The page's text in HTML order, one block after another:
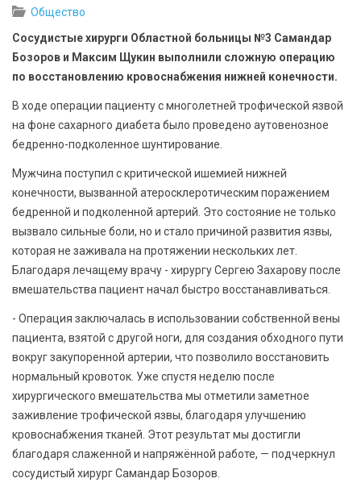
Общество
Сосудистые хирурги Областной больницы №3 Самандар
Бозоров и Максим Щукин выполнили сложную операцию
по восстановлению кровоснабжения нижней конечности.
В ходе операции пациенту с многолетней трофической язвой
на фоне сахарного диабета было проведено аутовенозное
бедренно-подколенное шунтирование.
Мужчина поступил с критической ишемией нижней
конечности, вызванной атеросклеротическим поражением
бедренной и подколенной артерий. Это состояние не только
вызвало сильные боли, но и стало причиной развития язвы,
которая не заживала на протяжении нескольких лет.
Благодаря лечащему врачу - хирургу Сергею Захарову после
вмешательства пациент начал быстро восстанавливаться.
- Операция заключалась в использовании собственной вены
пациента, взятой с другой ноги, для создания обходного пути
вокруг закупоренной артерии, что позволило восстановить
нормальный кровоток. Уже спустя неделю после
хирургического вмешательства мы отметили заметное
заживление трофической язвы, благодаря улучшению
кровоснабжения тканей. Этот результат мы достигли
благодаря слаженной и напряжённой работе, — подчеркнул
сосудистый хирург Самандар Бозоров.